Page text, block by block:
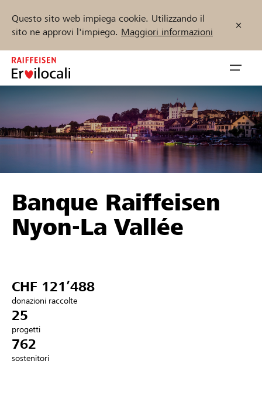
Questo sito web impiega cookie. Utilizzando il
sito ne approvi l'impiego. Maggiori informazioni
Zum
Inhalt
springen
öffnen
Sostenere
Aiuto & supporto
Collegarsi
Trova progetti e organizzazioni
Inizia ora
Banque Raiffeisen
Nyon-La Vallée
CHF 121’488
donazioni raccolte
25
progetti
762
sostenitori